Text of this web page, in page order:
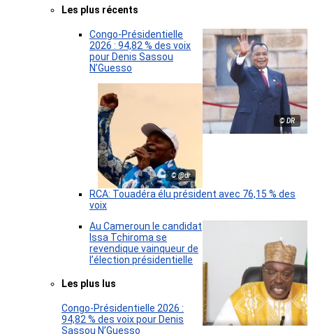
Les plus récents
© DR
Congo-Présidentielle
2026 : 94,82 % des voix
pour Denis Sassou
N’Guesso
© @dr
RCA: Touadéra élu président avec 76,15 % des
voix
Au Cameroun le candidat
Issa Tchiroma se
revendique vainqueur de
l’élection présidentielle
Les plus lus
Congo-Présidentielle 2026 :
94,82 % des voix pour Denis
Sassou N’Guesso